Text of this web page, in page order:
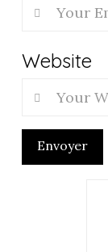
Website
Envoyer